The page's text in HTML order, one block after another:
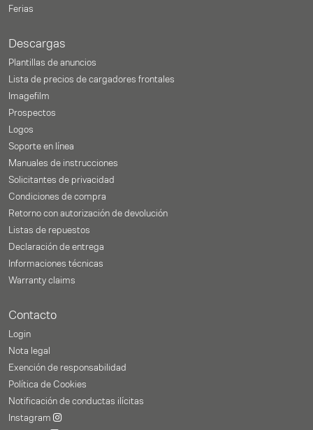
Ferias
Descargas
Plantillas de anuncios
Lista de precios de cargadores frontales
Imagefilm
Prospectos
Logos
Soporte en línea
Manuales de instrucciones
Solicitantes de privacidad
Condiciones de compra
Retorno con autorización de devolución
Listas de repuestos
Declaración de entrega
Informaciones técnicas
Warranty claims
Contacto
Login
Nota legal
Exención de responsabilidad
Política de Cookies
Notificación de conductas ilícitas
Instagram